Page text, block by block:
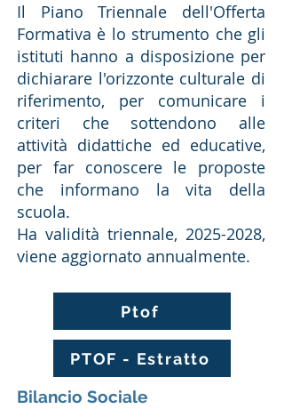
Il Piano Triennale dell'Offerta
Formativa è lo strumento che gli
istituti hanno a disposizione per
dichiarare l'orizzonte culturale di
riferimento, per comunicare i
criteri che sottendono alle
attività didattiche ed educative,
per far conoscere le proposte
che informano la vita della
scuola.
Ha validità triennale, 2025-2028,
viene aggiornato annualmente.
Ptof
PTOF - Estratto
Bilancio Sociale